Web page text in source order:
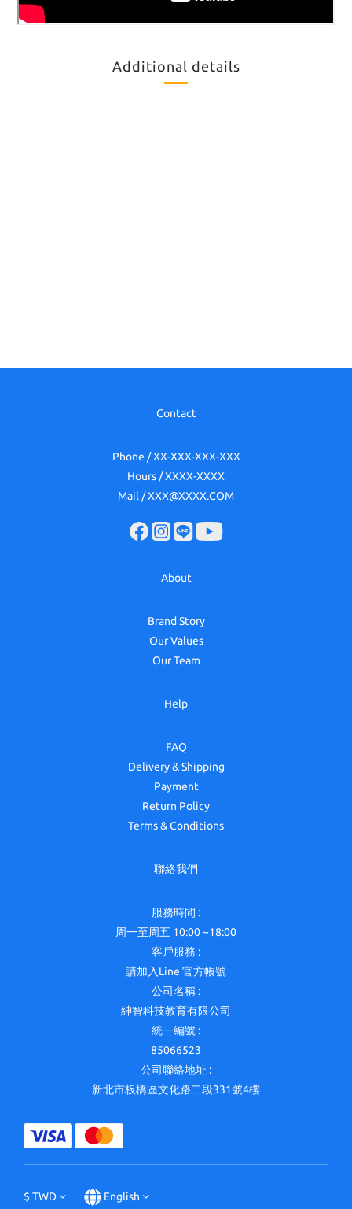
Additional details
Contact
Phone / XX-XXX-XXX-XXX
Hours / XXXX-XXXX
Mail / XXX@XXXX.COM
About
Brand Story
Our Values
Our Team
Help
FAQ
Delivery & Shipping
Payment
Return Policy
Terms & Conditions
聯絡我們
服務時間 :
周一至周五 10:00 ~18:00
客戶服務 :
請加入Line 官方帳號
公司名稱 :
紳智科技教育有限公司
統一編號 :
85066523
公司聯絡地址 :
新北市板橋區文化路二段331號4樓
$ TWD English